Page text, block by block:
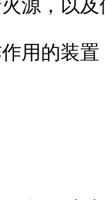
源，以
的装置